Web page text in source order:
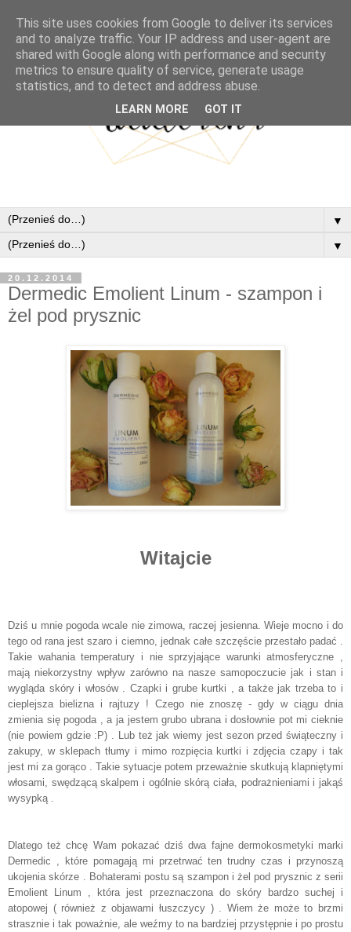
▼
▼
20.12.2014
Dermedic Emolient Linum - szampon i
żel pod prysznic
Witajcie
Dziś u mnie pogoda wcale nie zimowa, raczej jesienna. Wieje mocno i do
tego od rana jest szaro i ciemno, jednak całe szczęście przestało padać .
Takie wahania temperatury i nie sprzyjające warunki atmosferyczne ,
mają niekorzystny wpływ zarówno na nasze samopoczucie jak i stan i
wygląda skóry i włosów . Czapki i grube kurtki , a także jak trzeba to i
cieplejsza bielizna i rajtuzy ! Czego nie znoszę - gdy w ciągu dnia
zmienia się pogoda , a ja jestem grubo ubrana i dosłownie pot mi cieknie
(nie powiem gdzie :P) . Lub też jak wiemy jest sezon przed świąteczny i
zakupy, w sklepach tłumy i mimo rozpięcia kurtki i zdjęcia czapy i tak
jest mi za gorąco . Takie sytuacje potem przeważnie skutkują klapniętymi
włosami, swędzącą skalpem i ogólnie skórą ciała, podrażnieniami i jakąś
wysypką .
Dlatego też chcę Wam pokazać dziś dwa fajne dermokosmetyki marki
Dermedic , które pomagają mi przetrwać ten trudny czas i przynoszą
ukojenia skórze . Bohaterami postu są szampon i żel pod prysznic z serii
Emolient Linum , która jest przeznaczona do skóry bardzo suchej i
atopowej ( również z objawami łuszczycy ) . Wiem że może to brzmi
strasznie i tak poważnie, ale weźmy to na bardziej przystępnie i po prostu
This site uses cookies from Google to deliver its services
and to analyze traffic. Your IP address and user-agent are
shared with Google along with performance and security
metrics to ensure quality of service, generate usage
statistics, and to detect and address abuse.
LEARN MORE GOT IT